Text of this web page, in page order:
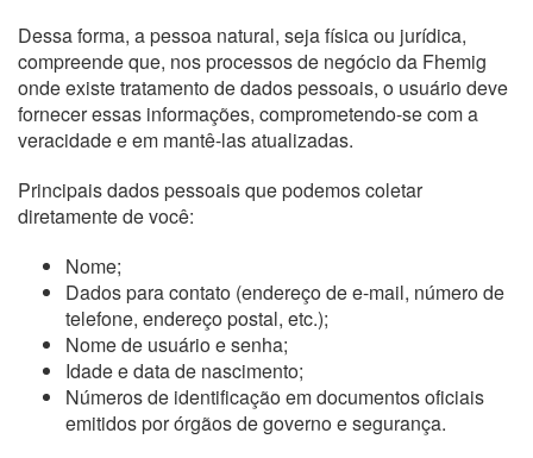
Dessa forma, a pessoa natural, seja física ou jurídica,
compreende que, nos processos de negócio da Fhemig
onde existe tratamento de dados pessoais, o usuário deve
fornecer essas informações, comprometendo-se com a
veracidade e em mantê-las atualizadas.
Principais dados pessoais que podemos coletar
diretamente de você:
Nome;
Dados para contato (endereço de e-mail, número de
telefone, endereço postal, etc.);
Nome de usuário e senha;
Idade e data de nascimento;
Números de identificação em documentos oficiais
emitidos por órgãos de governo e segurança.